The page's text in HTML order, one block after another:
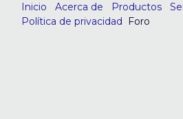
Inicio Acerca de Productos
Política de privacidad
Foro